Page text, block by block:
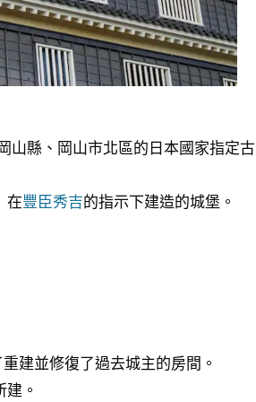
山縣、岡山市北區的日本國家指定古
在豐臣秀吉的指示下建造的城堡。
建並修復了過去城主的房間。
。